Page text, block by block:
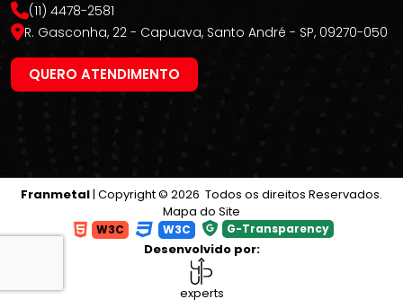
(11) 4478-2581
R. Gasconha, 22 - Capuava, Santo André - SP, 09270-050
QUERO ATENDIMENTO
Franmetal| Copyright © 2026 Todos os direitos Reservados.
Mapa do Site
W3C W3C G-Transparency
Desenvolvido por:
experts